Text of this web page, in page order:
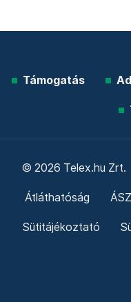
Támogatás
© 2026 Telex.hu Zrt.
Átláthatóság
Sütitájékoztató